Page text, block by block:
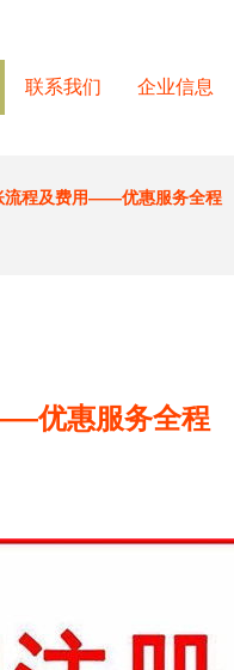
联系我们 企业信息
流程及费用——优惠服务全程
优惠服务全程